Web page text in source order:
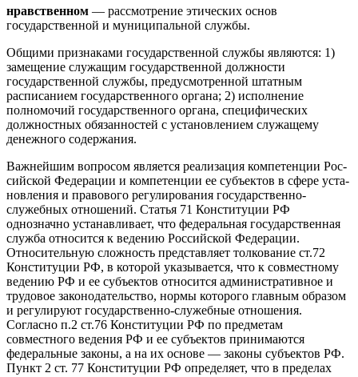
нравственном — рассмотрение этических основ
государствен­ной и муниципальной службы.
Общими признаками государственной службы являются: 1)
за­мещение служащим государственной должности
государственной службы, предусмотренной штатным
расписанием государственного органа; 2) исполнение
полномочий государственного органа, специфических
должностных обязанностей с установлением слу­жащему
денежного содержания.
Важнейшим вопросом является реализация компетенции Рос­
сийской Федерации и компетенции ее субъектов в сфере уста­
новления и правового регулирования государственно-
служебных отношений. Статья 71 Конституции РФ
однозначно устанавли­вает, что федеральная государственная
служба относится к веде­нию Российской Федерации.
Относительную сложность представ­ляет толкование ст.72
Конституции РФ, в которой указывается, что к совместному
ведению РФ и ее субъектов относится адми­нистративное и
трудовое законодательство, нормы которого глав­ным образом
и регулируют государственно-служебные отноше­ния.
Согласно п.2 ст.76 Конституции РФ по предметам
совместного ведения РФ и ее субъектов принимаются
федеральные законы, а на их основе — законы субъектов РФ.
Пункт 2 ст. 77 Конститу­ции РФ определяет, что в пределах